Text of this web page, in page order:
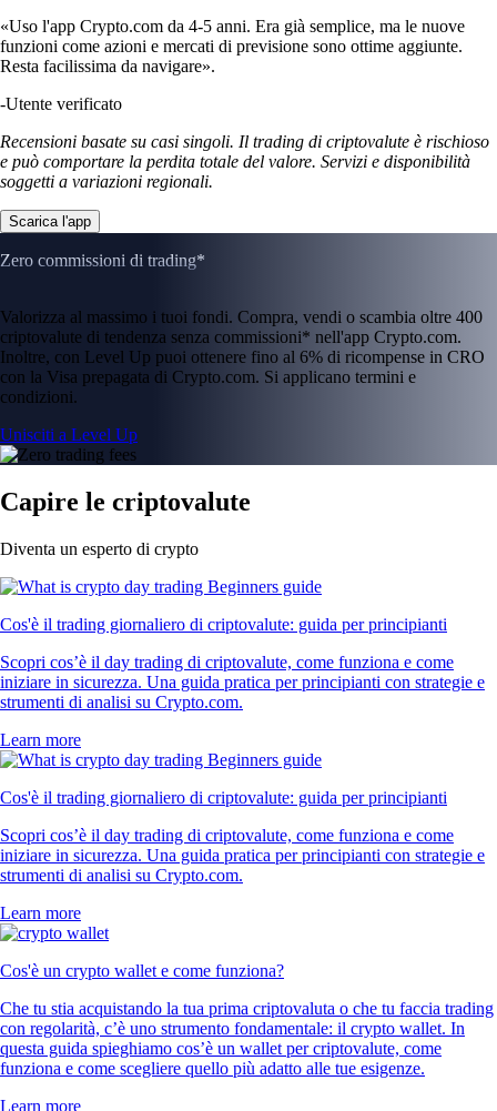
«Uso l'app Crypto.com da 4-5 anni. Era già semplice, ma le nuove
funzioni come azioni e mercati di previsione sono ottime aggiunte.
Resta facilissima da navigare».
-Utente verificato
Recensioni basate su casi singoli. Il trading di criptovalute è rischioso
e può comportare la perdita totale del valore. Servizi e disponibilità
soggetti a variazioni regionali.
Scarica l'app
Zero commissioni di trading*
Valorizza al massimo i tuoi fondi. Compra, vendi o scambia oltre 400
criptovalute di tendenza senza commissioni* nell'app Crypto.com.
Inoltre, con Level Up puoi ottenere fino al 6% di ricompense in CRO
con la Visa prepagata di Crypto.com. Si applicano termini e
condizioni.
Unisciti a Level Up
Capire le criptovalute
Diventa un esperto di crypto
Cos'è il trading giornaliero di criptovalute: guida per principianti
Scopri cos’è il day trading di criptovalute, come funziona e come
iniziare in sicurezza. Una guida pratica per principianti con strategie e
strumenti di analisi su Crypto.com.
Learn more
Cos'è il trading giornaliero di criptovalute: guida per principianti
Scopri cos’è il day trading di criptovalute, come funziona e come
iniziare in sicurezza. Una guida pratica per principianti con strategie e
strumenti di analisi su Crypto.com.
Learn more
Cos'è un crypto wallet e come funziona?
Che tu stia acquistando la tua prima criptovaluta o che tu faccia trading
con regolarità, c’è uno strumento fondamentale: il crypto wallet. In
questa guida spieghiamo cos’è un wallet per criptovalute, come
funziona e come scegliere quello più adatto alle tue esigenze.
Learn more